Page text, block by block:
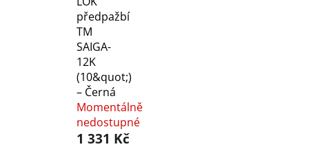
předpažbí
TM
SAIGA-
12K
(10&quot;)
– Černá
Momentálně
nedostupné
1 331 Kč